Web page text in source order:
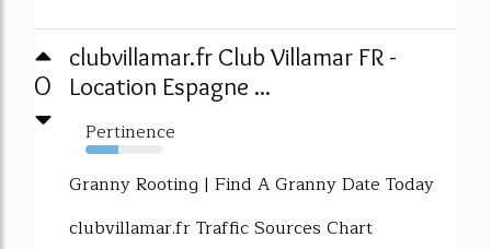
0
clubvillamar.fr Club Villamar FR -
Location Espagne ...
Pertinence
43%
Granny Rooting | Find A Granny Date Today
clubvillamar.fr Traffic Sources Chart